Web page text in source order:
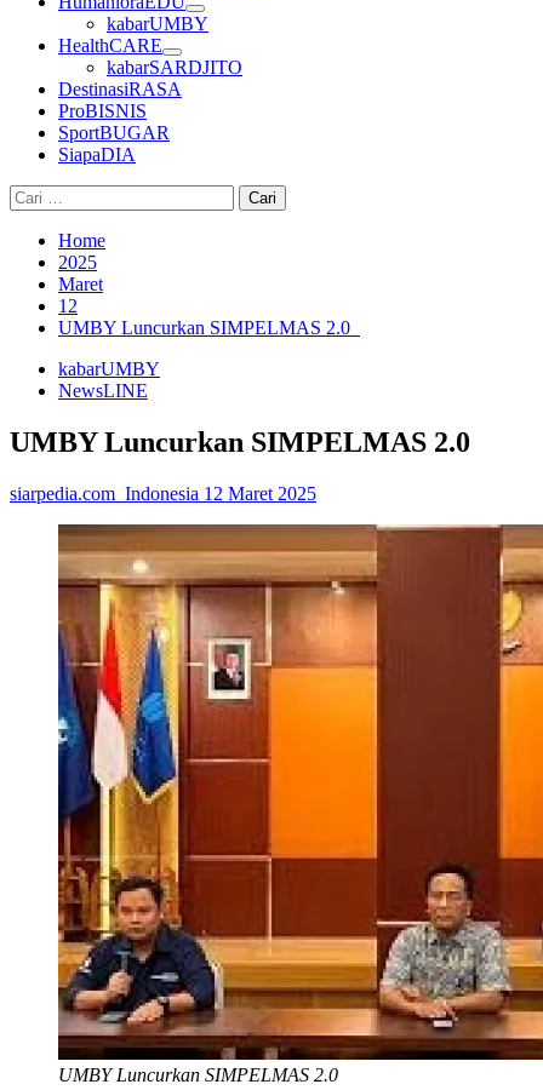
kabarUMBY
HealthCARE
kabarSARDJITO
DestinasiRASA
ProBISNIS
SportBUGAR
SiapaDIA
Cari
untuk:
Home
2025
Maret
12
UMBY Luncurkan SIMPELMAS 2.0
kabarUMBY
NewsLINE
UMBY Luncurkan SIMPELMAS 2.0
siarpedia.com_Indonesia 12 Maret 2025
UMBY Luncurkan SIMPELMAS 2.0